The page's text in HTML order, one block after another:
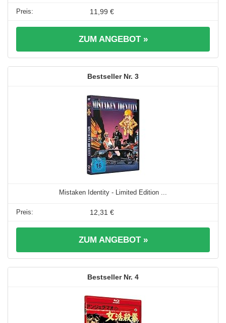
11,99 €
ZUM ANGEBOT »
3
Mistaken Identity - Limited Edition ...
12,31 €
ZUM ANGEBOT »
4